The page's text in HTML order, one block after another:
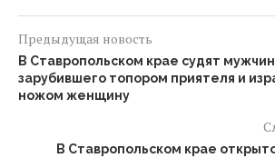
Предыдущая новость
В Ставропольском крае судят
зарубившего топором приятеля и
ножом женщину
В Ставропольском крае